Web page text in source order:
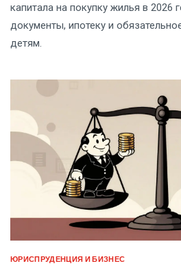
капитала на покупку жилья в 2026
документы, ипотеку и
детям.
ЮРИСПРУДЕНЦИЯ И БИЗНЕС